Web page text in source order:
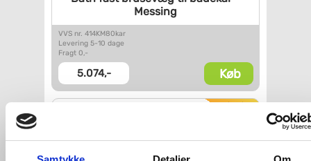
Messing
VVS nr. 414KM80kar
Levering 5-10 dage
Fragt 0,-
5.074,- Køb